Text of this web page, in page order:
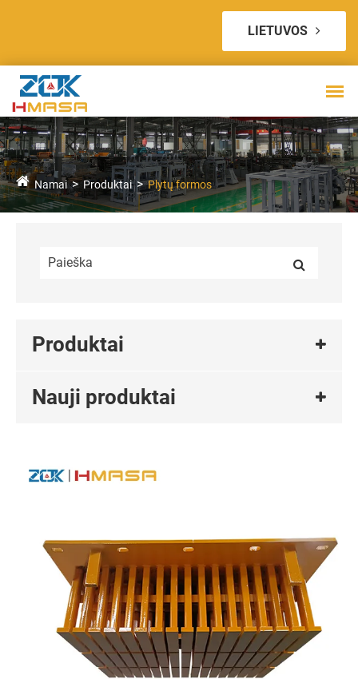
LIETUVOS
Namai Produktai Plytų formos
Produktai
Nauji produktai